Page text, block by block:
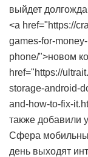
выйдет
<a href="https://
games-for-
phone/">новом
href="https://
storage-android-
and-how-to-fix-
также добавили
Сфера
день выходят